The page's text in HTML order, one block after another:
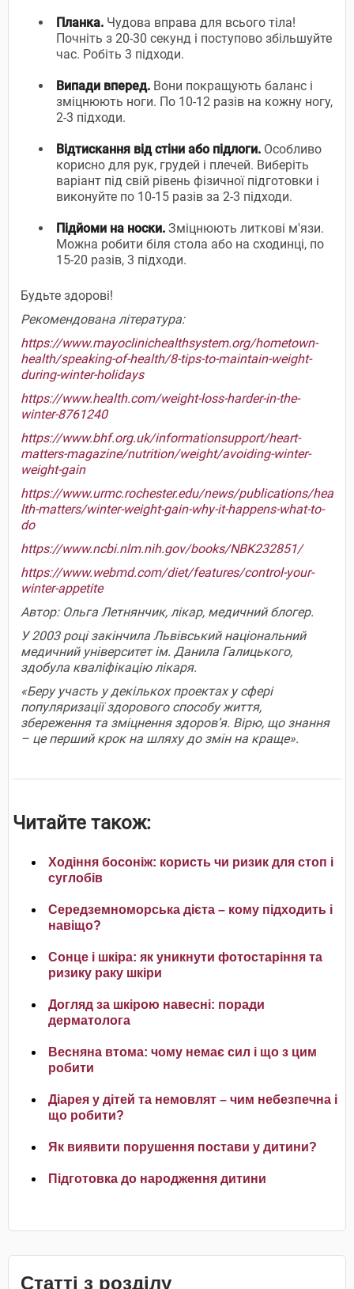
Планка. Чудова вправа для всього тіла!
Почніть з 20-30 секунд і поступово збільшуйте
час. Робіть 3 підходи.
Випади вперед. Вони покращують баланс і
зміцнюють ноги. По 10-12 разів на кожну ногу,
2-3 підходи.
Відтискання від стіни або підлоги. Особливо
корисно для рук, грудей і плечей. Виберіть
варіант під свій рівень фізичної підготовки і
виконуйте по 10-15 разів за 2-3 підходи.
Підйоми на носки. Зміцнюють литкові м'язи.
Можна робити біля стола або на сходинці, по
15-20 разів, 3 підходи.
Будьте здорові!
Рекомендована література:
https://www.mayoclinichealthsystem.org/hometown-
health/speaking-of-health/8-tips-to-maintain-weight-
during-winter-holidays
https://www.health.com/weight-loss-harder-in-the-
winter-8761240
https://www.bhf.org.uk/informationsupport/heart-
matters-magazine/nutrition/weight/avoiding-winter-
weight-gain
https://www.urmc.rochester.edu/news/publications/hea
lth-matters/winter-weight-gain-why-it-happens-what-to-
do
https://www.ncbi.nlm.nih.gov/books/NBK232851/
https://www.webmd.com/diet/features/control-your-
winter-appetite
Автор: Ольга Летнянчик, лікар, медичний блогер.
У 2003 році закінчила Львівський національний
медичний університет ім. Данила Галицького,
здобула кваліфікацію лікаря.
«Беру участь у декількох проектах у сфері
популяризації здорового способу життя,
збереження та зміцнення здоров’я. Вірю, що знання
– це перший крок на шляху до змін на краще».
Читайте також:
Ходіння босоніж: користь чи ризик для стоп і
суглобів
Середземноморська дієта – кому підходить і
навіщо?
Сонце і шкіра: як уникнути фотостаріння та
ризику раку шкіри
Догляд за шкірою навесні: поради
дерматолога
Весняна втома: чому немає сил і що з цим
робити
Діарея у дітей та немовлят – чим небезпечна і
що робити?
Як виявити порушення постави у дитини?
Підготовка до народження дитини
Статті з розділу